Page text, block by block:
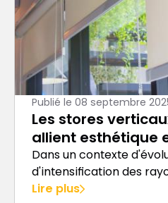
Publié le 08 septembre
Les stores
allient esthétique
Dans un contexte
d'intensification des
la protection optimale
Lire plus